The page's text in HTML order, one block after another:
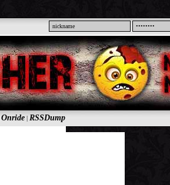
Onride| RSSDump